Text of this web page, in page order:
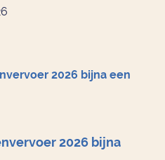
2026 bijna